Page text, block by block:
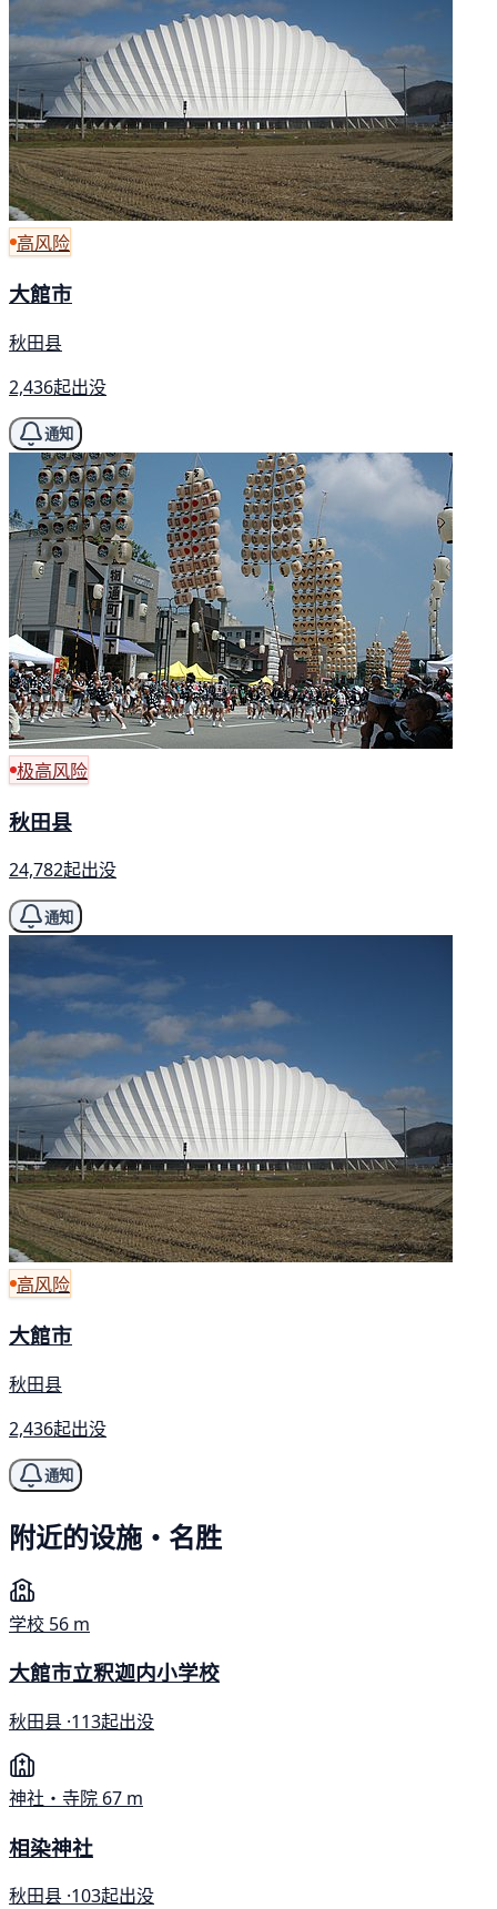
高风险
大館市
秋田县
2,436起出没
通知
极高风险
秋田县
24,782起出没
通知
高风险
大館市
秋田县
2,436起出没
通知
附近的设施・名胜
学校 56 m
大館市立釈迦内小学校
秋田县 ·113起出没
神社・寺院 67 m
相染神社
秋田县 ·103起出没